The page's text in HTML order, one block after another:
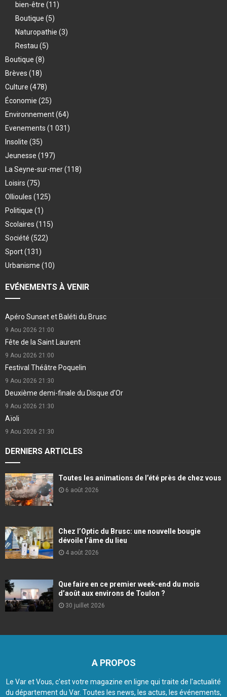
bien-être (11)
Boutique (5)
Naturopathie (3)
Restau (5)
Boutique (8)
Brèves (18)
Culture (478)
Économie (25)
Environnement(64)
Evenements (1 031)
Insolite (35)
Jeunesse (197)
La Seyne-sur-mer(118)
Loisirs (75)
Ollioules (125)
Politique (1)
Scolaires (115)
Société (522)
Sport(131)
Urbanisme (10)
EVÉNEMENTS À VENIR
Apéro Sunset et Baléti du Brusc
9 Aou 2026 21:00
Fête de la Saint Laurent
9 Aou 2026 21:00
Festival Théâtre Poquelin
9 Aou 2026 21:30
Deuxième demi-finale du Disque d'Or
9 Aou 2026 21:30
Aïoli
9 Aou 2026 21:30
DERNIERS ARTICLES
Toutes les animations de l’été près de chez vous
6 août 2026
Chez l’Optic du Brusc: une nouvelle bougie
dévoile l’âme du lieu
4 août 2026
Que faire en ce premier week-end du mois
d’août aux environs de Toulon ?
30 juillet 2026
A PROPOS
Le Var et Vous, c'est votre magazine en ligne qui traite de l'actualité
du département du Var. Toutes les news, les actus, les événements,